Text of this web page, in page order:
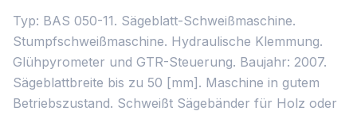
Typ: BAS 050-11. Sägeblatt-Schweißmaschine.
Stumpfschweißmaschine. Hydraulische Klemmung.
Glühpyrometer und GTR-Steuerung. Baujahr: 2007.
Sägeblattbreite bis zu 50 [mm]. Maschine in gutem
Betriebszustand. Schweißt Sägebänder für Holz oder